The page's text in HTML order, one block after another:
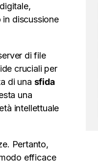
discussione
di file
cruciali per
di una sfida
una
intellettuale
Pertanto,
efficace